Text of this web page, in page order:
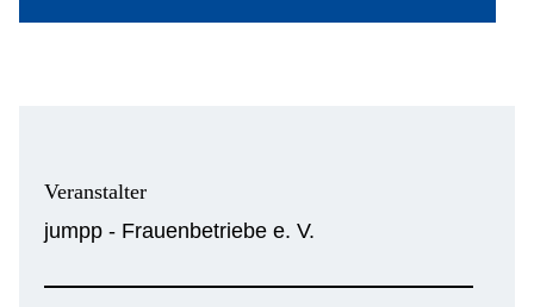
Veranstalter
jumpp - Frauenbetriebe e. V.